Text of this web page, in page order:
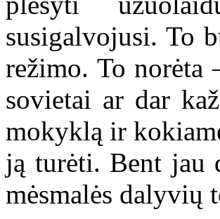
susigalvojusi. To
režimo. To norėta
sovietai ar dar
mokyklą ir
ją turėti. Bent jau
mėsmalės dalyvių